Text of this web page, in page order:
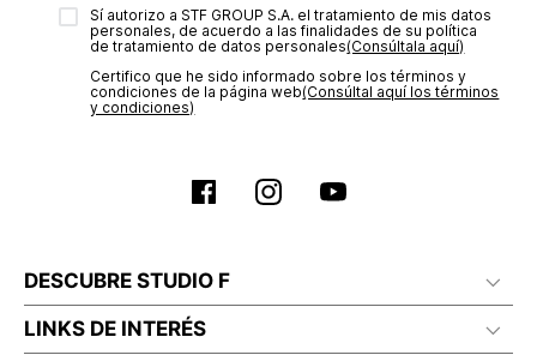
Sí autorizo a STF GROUP S.A. el tratamiento de mis datos
personales, de acuerdo a las finalidades de su política
de tratamiento de datos personales‎(Consúltala aquí)
Certifico que he sido informado sobre los términos y
condiciones de la página web‎(Consúltal aquí los términos
y condiciones)
DESCUBRE STUDIO F
LINKS DE INTERÉS